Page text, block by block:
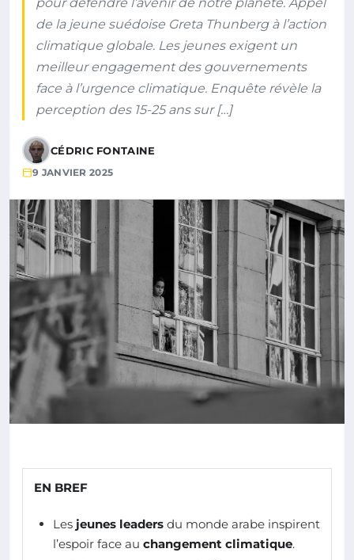
de la jeune suédoise Greta Thunberg à l’action
climatique globale. Les jeunes exigent un
meilleur engagement des gouvernements
face à l’urgence climatique. Enquête révèle la
perception des 15-25 ans sur […]
CÉDRIC FONTAINE
9 JANVIER 2025
EN BREF
Les jeunes leaders du monde arabe inspirent
l’espoir face au changement climatique.